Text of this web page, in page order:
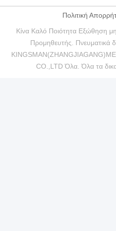
Πολιτική
Κίνα Καλό Ποιότητα Εξώθηση
Προμηθευτής. Πνευματικά
CO.,LTD Όλα. Όλα τα